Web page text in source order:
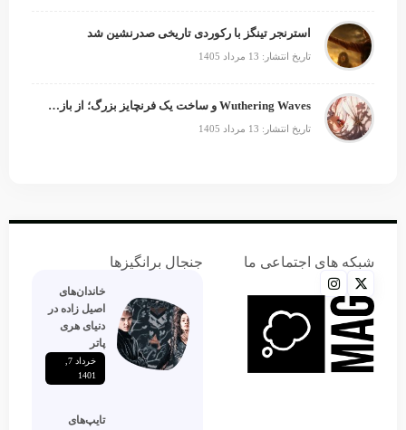
استرنجر تینگز با رکوردی تاریخی صدرنشین شد
تاریخ انتشار: 13 مرداد 1405
Wuthering Waves و ساخت یک فرنچایز بزرگ؛ از بازی تا انیمه
تاریخ انتشار: 13 مرداد 1405
شبکه های اجتماعی ما جنجال برانگیزها
خاندان‌های
اصیل زاده‌ در
دنیای هری
پاتر
خرداد 7,
1401
تایپ‌های